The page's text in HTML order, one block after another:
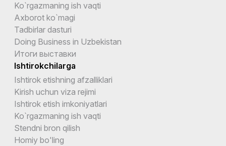
Ko`rgazmaning ish vaqti
Axborot ko`magi
Tadbirlar dasturi
Doing Business in Uzbekistan
Итоги выставки
Ishtirokchilarga
Ishtirok etishning afzalliklari
Kirish uchun viza rejimi
Ishtirok etish imkoniyatlari
Ko`rgazmaning ish vaqti
Stendni bron qilish
Homiy bo'ling